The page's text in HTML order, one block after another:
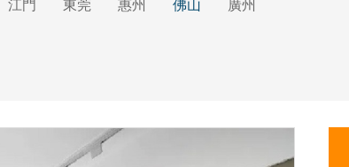
江門 東莞 惠州 佛山 廣州